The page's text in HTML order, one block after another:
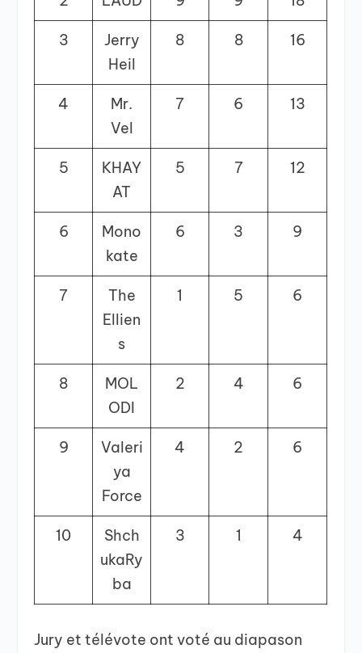
3
Jerry
Heil
8 8 16
4
Mr.
Vel
7 6 13
5
KHAY
AT
5 7 12
6
Mono
kate
6 3 9
7
The
Ellien
s
1 5 6
8
MOL
ODI
2 4 6
9
Valeri
ya
Force
4 2 6
10
Shch
ukaRy
ba
3 1 4
Jury et télévote ont voté au diapason